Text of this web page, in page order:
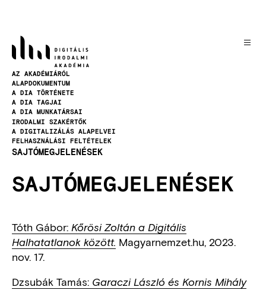
NAVIGATION
AZ AKADÉMIÁRÓL
ALAPDOKUMENTUM
A DIA TÖRTÉNETE
A DIA TAGJAI
A DIA MUNKATÁRSAI
IRODALMI SZAKÉRTŐK
A DIGITALIZÁLÁS ALAPELVEI
FELHASZNÁLÁSI FELTÉTELEK
SAJTÓMEGJELENÉSEK
SAJTÓMEGJELENÉSEK
Tóth Gábor: Kőrösi Zoltán a Digitális
Halhatatlanok között. Magyarnemzet.hu, 2023.
nov. 17.
Dzsubák Tamás: Garaczi László és Kornis Mihály